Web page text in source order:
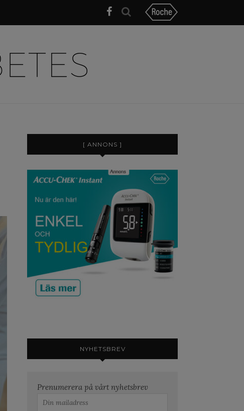
[ ANNONS ]
NYHETSBREV
Prenumerera på vårt nyhetsbrev